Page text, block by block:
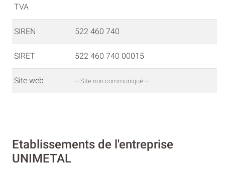
TVA
SIREN 522 460 740
SIRET 522 460 740 00015
Site web -- Site non communiqué --
Etablissements de l'entreprise
UNIMETAL